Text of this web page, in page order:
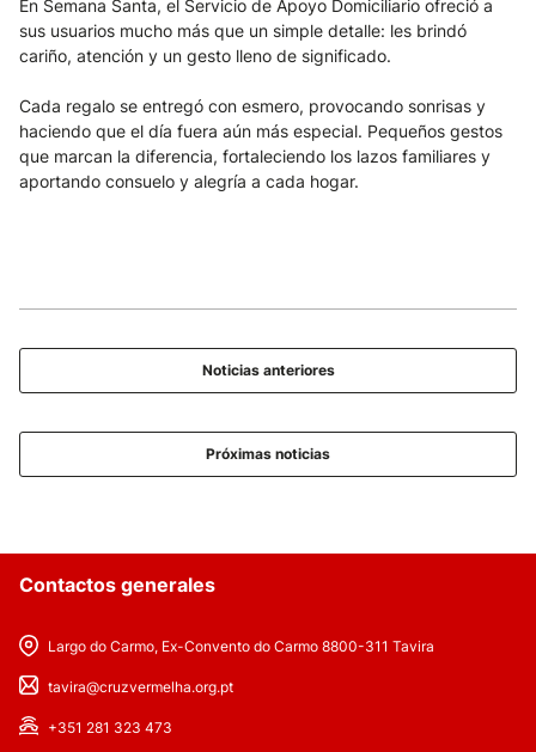
En Semana Santa, el Servicio de Apoyo Domiciliario ofreció a
sus usuarios mucho más que un simple detalle: les brindó
cariño, atención y un gesto lleno de significado.
Cada regalo se entregó con esmero, provocando sonrisas y
haciendo que el día fuera aún más especial. Pequeños gestos
que marcan la diferencia, fortaleciendo los lazos familiares y
aportando consuelo y alegría a cada hogar.
Noticias anteriores
Próximas noticias
Contactos generales
Largo do Carmo, Ex-Convento do Carmo 8800-311 Tavira
tavira@cruzvermelha.org.pt
+351 281 323 473